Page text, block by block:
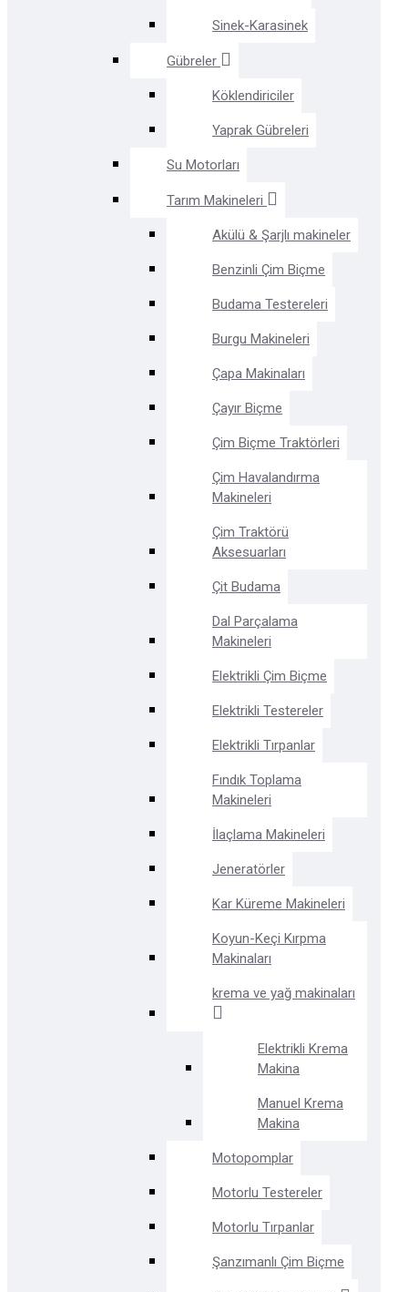
Sinek-Karasinek
Gübreler
Köklendiriciler
Yaprak Gübreleri
Su Motorları
Tarım Makineleri
Akülü & Şarjlı makineler
Benzinli Çim Biçme
Budama Testereleri
Burgu Makineleri
Çapa Makinaları
Çayır Biçme
Çim Biçme Traktörleri
Çim Havalandırma
Makineleri
Çim Traktörü
Aksesuarları
Çit Budama
Dal Parçalama
Makineleri
Elektrikli Çim Biçme
Elektrikli Testereler
Elektrikli Tırpanlar
Fındık Toplama
Makineleri
İlaçlama Makineleri
Jeneratörler
Kar Küreme Makineleri
Koyun-Keçi Kırpma
Makinaları
krema ve yağ makinaları
Elektrikli Krema
Makina
Manuel Krema
Makina
Motopomplar
Motorlu Testereler
Motorlu Tırpanlar
Şanzımanlı Çim Biçme